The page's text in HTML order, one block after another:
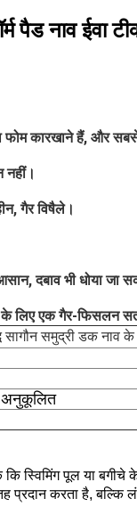
पैड नाव ईवा
कारखाने हैं, और सबसे
नहीं।
गैर विषैले।
दबाव भी धोया जा
के लिए एक गैर-फिसलन
समुद्री डक नाव के
अनुकूलित
​​कि स्विमिंग पूल या
प्रदान करता है,